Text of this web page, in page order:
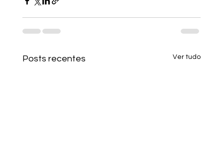
Posts recentes Ver tudo